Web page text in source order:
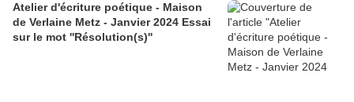
Atelier d'écriture poétique - Maison
de Verlaine Metz - Janvier 2024 Essai
sur le mot ''Résolution(s)''